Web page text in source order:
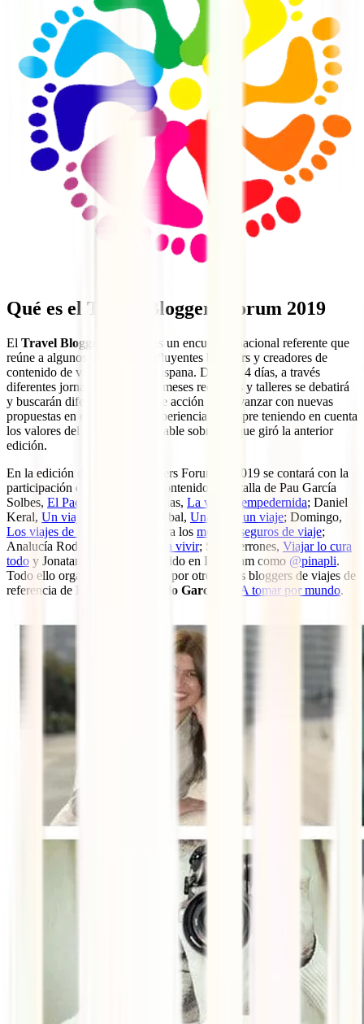
Qué es el Travel Bloggers Forum 2019
El Travel Bloggers Forum
es un encuentro nacional referente que
reúne a algunos de los mas influyentes bloggers y creadores de
contenido de viajes de habla hispana. Durante 4 días, a través
diferentes jornadas de trabajo, meses redondas y talleres se debatirá
y buscarán diferentes puntos de acción para avanzar con nuevas
propuestas en el turismo de experiencias, siempre teniendo en cuenta
los valores del turismo responsable sobre los que giró la anterior
edición.
En la edición del Travel Bloggers Forum de 2019 se contará con la
participación de creadores de contenido de la talla de Pau García
Solbes, El Pachinko ; Nani Arenas, La viajera empedernida; Daniel
Keral, Un viaje creativo ; Eva Abal, Una idea, un viaje; Domingo,
Los viajes de Domi
que compara los mejores seguros de viaje;
Analucía Rodríguez,
Viajar para vivir; Sara Terrones, Viajar lo cura
todo y Jonatan Rius, más conocido en Instagram como @pinapli.
Todo ello organizado y dirigido por otro de los bloggers de viajes de
referencia de España:
José Pablo García A tomar por mundo.